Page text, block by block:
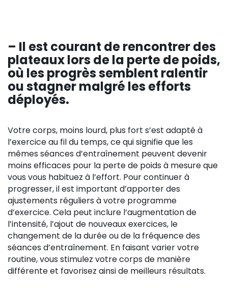
– Il est courant de rencontrer des
plateaux lors de la perte de poids,
où les progrès semblent ralentir
ou stagner malgré les efforts
déployés.
Votre corps, moins lourd, plus fort s’est adapté à
l’exercice au fil du temps, ce qui signifie que les
mêmes séances d’entraînement peuvent devenir
moins efficaces pour la perte de poids à mesure que
vous vous habituez à l’effort. Pour continuer à
progresser, il est important d’apporter des
ajustements réguliers à votre programme
d’exercice. Cela peut inclure l’augmentation de
l’intensité, l’ajout de nouveaux exercices, le
changement de la durée ou de la fréquence des
séances d’entraînement. En faisant varier votre
routine, vous stimulez votre corps de manière
différente et favorisez ainsi de meilleurs résultats.